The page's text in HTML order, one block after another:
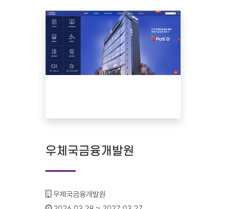
우체국금융개발원
기관명 :
우체국금융개발원